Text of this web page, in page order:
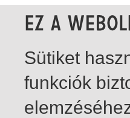
Sütiket
funkciók